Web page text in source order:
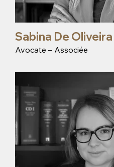
Sabina De Oliveira
Avocate – Associée